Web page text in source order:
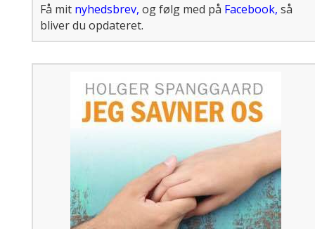
Få mit nyhedsbrev, og følg med på Facebook, så
bliver du opdateret.